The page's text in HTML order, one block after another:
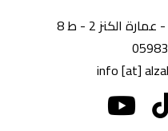
الكنز 2 - ط 8